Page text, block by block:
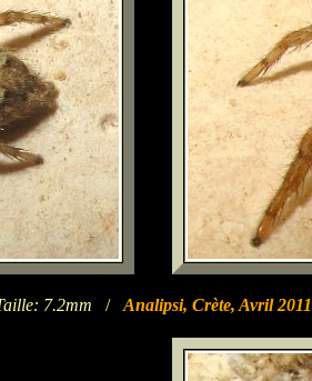
7.2mm / Analipsi, Crète, Avril 2011